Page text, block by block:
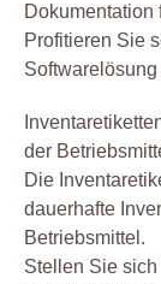
Dokumentation
Profitieren Sie
der
Die
dauerhafte
Betriebsmittel.
Stellen Sie sich